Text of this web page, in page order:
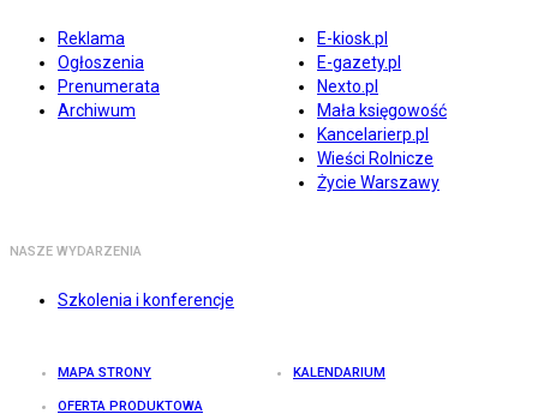
Reklama
Ogłoszenia
Prenumerata
Archiwum
E-kiosk.pl
E-gazety.pl
Nexto.pl
Mała księgowość
Kancelarierp.pl
Wieści Rolnicze
Życie Warszawy
NASZE WYDARZENIA
Szkolenia i konferencje
MAPA STRONY KALENDARIUM
OFERTA PRODUKTOWA